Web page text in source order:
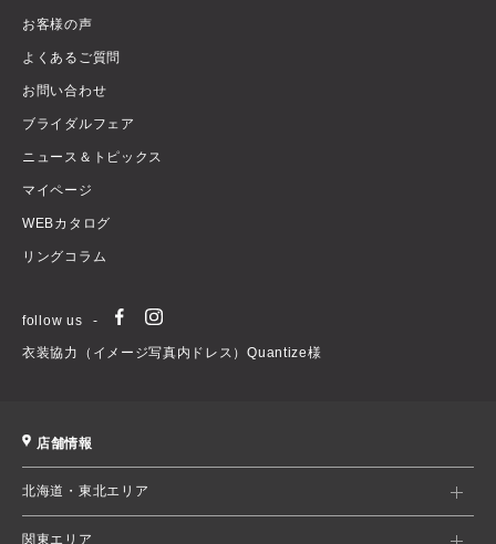
お客様の声
よくあるご質問
お問い合わせ
ブライダルフェア
ニュース＆トピックス
マイページ
WEBカタログ
リングコラム
follow us
衣装協力（イメージ写真内ドレス）Quantize様
店舗情報
北海道・東北エリア
関東エリア